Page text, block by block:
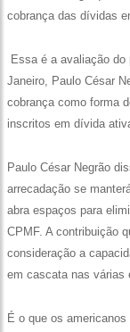
cobrança das dívidas
Essa é a avaliação do
Janeiro, Paulo César
cobrança como forma
inscritos em dívida
Paulo César Negrão
arrecadação se
abra espaços para
CPMF. A contribuição
consideração a
em cascata nas várias
É o que os